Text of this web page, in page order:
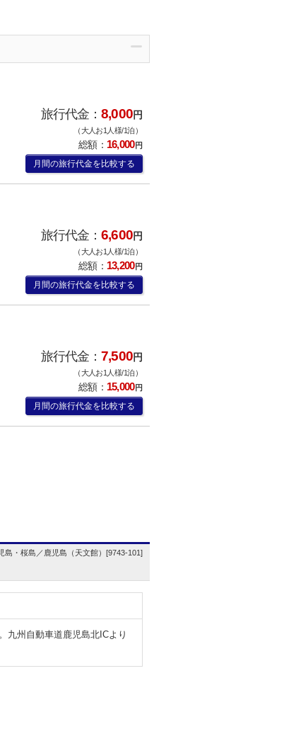
旅行代金：8,000円
（大人お1人様/1泊）
総額： 16,000円
月間の旅行代金を比較する
旅行代金：6,600円
（大人お1人様/1泊）
総額： 13,200円
月間の旅行代金を比較する
旅行代金：7,500円
（大人お1人様/1泊）
総額： 15,000円
月間の旅行代金を比較する
島・桜島／鹿児島（天文館）[9743-101]
九州自動車道鹿児島北ICより